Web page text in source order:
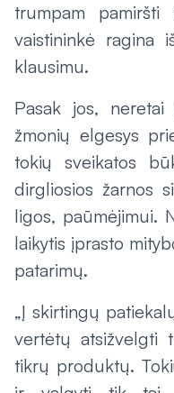
trumpam pamiršti
vaistininkė ragina
klausimu.
Pasak jos, neretai
žmonių elgesys
tokių sveikatos
dirgliosios žarnos
ligos, paūmėjimui.
laikytis įprasto
patarimų.
„Į skirtingų
vertėtų atsižvelgti
tikrų produktų.